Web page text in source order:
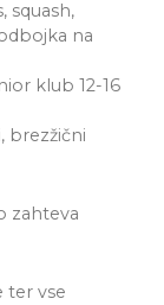
squash,
na
klub 12-16
brezžični
zahteva
ter vse